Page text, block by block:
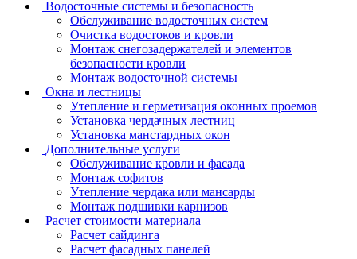
Водосточные системы и безопасность
Обслуживание водосточных систем
Очистка водостоков и кровли
Монтаж снегозадержателей и элементов
безопасности кровли
Монтаж водосточной системы
Окна и лестницы
Утепление и герметизация оконных проемов
Установка чердачных лестниц
Установка манстардных окон
Дополнительные услуги
Обслуживание кровли и фасада
Монтаж софитов
Утепление чердака или мансарды
Монтаж подшивки карнизов
Расчет стоимости материала
Расчет сайдинга
Расчет фасадных панелей